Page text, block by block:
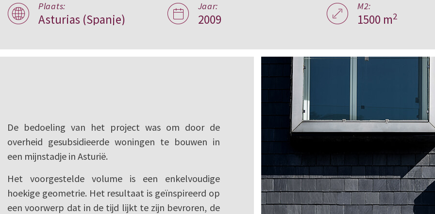
Proyecto Minero,
Spanje
Plaats:
Asturias (Spanje)
Jaar:
2009
M2:
1500 m2
De bedoeling van het project was om door de
overheid gesubsidieerde woningen te bouwen in
een mijnstadje in Asturië.
Het voorgestelde volume is een enkelvoudige
hoekige geometrie. Het resultaat is geïnspireerd op
een voorwerp dat in de tijd lijkt te zijn bevroren, de